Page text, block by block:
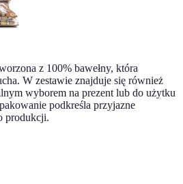
z 100% bawełny, która
W zestawie znajduje się również
wyborem na prezent lub do użytku
podkreśla przyjazne
produkcji.